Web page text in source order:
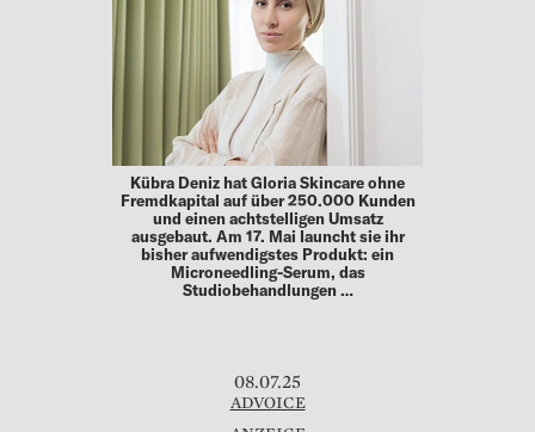
Kübra Deniz hat Gloria Skincare ohne
Fremdkapital auf über 250.000 Kunden
und einen achtstelligen Umsatz
ausgebaut. Am 17. Mai launcht sie ihr
bisher aufwendigstes Produkt: ein
Microneedling-Serum, das
Studiobehandlungen …
08.07.25
ADVOICE